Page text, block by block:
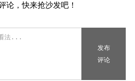
论，快来抢沙发吧！